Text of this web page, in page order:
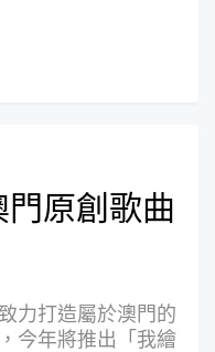
門原創歌曲
力打造屬於澳門的
今年將推出「我繪